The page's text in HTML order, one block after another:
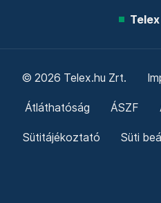
© 2026 Telex.hu Zrt.
Átláthatóság ÁSZF
Sütitájékoztató Süti